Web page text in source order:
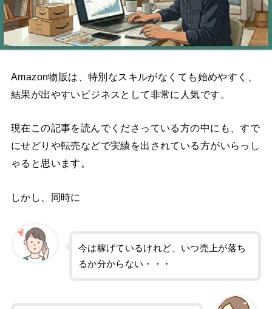
Amazon物販は、特別なスキルがなくても始めやすく、
結果が出やすいビジネスとして非常に人気です。
現在この記事を読んでくださっている方の中にも、すで
にせどりや転売などで実績を出されている方がいらっし
ゃると思います。
しかし、同時に
今は稼げているけれど、いつ売上が落ち
るか分からない・・・